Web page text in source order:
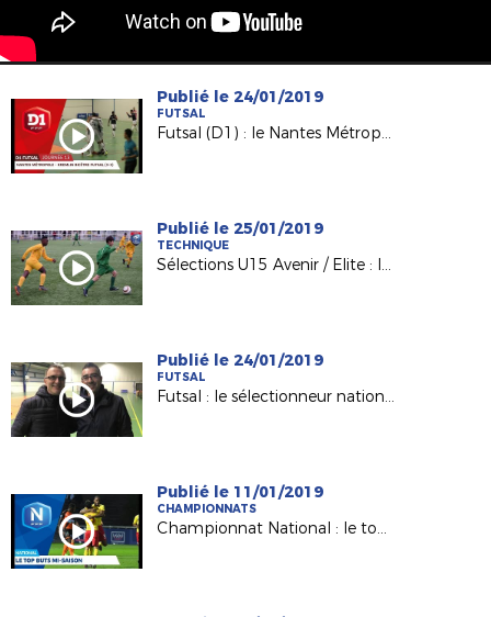
Publié le 24/01/2019
FUTSAL
Futsal (D1) : le Nantes Métropole accroche le KB United (3-3)
Publié le 25/01/2019
TECHNIQUE
Sélections U15 Avenir / Elite : les explications de F. BODINEAU
Publié le 24/01/2019
FUTSAL
Futsal : le sélectionneur national Pierre Jacky était à Nantes !
Publié le 11/01/2019
CHAMPIONNATS
Championnat National : le top buts mi-saison